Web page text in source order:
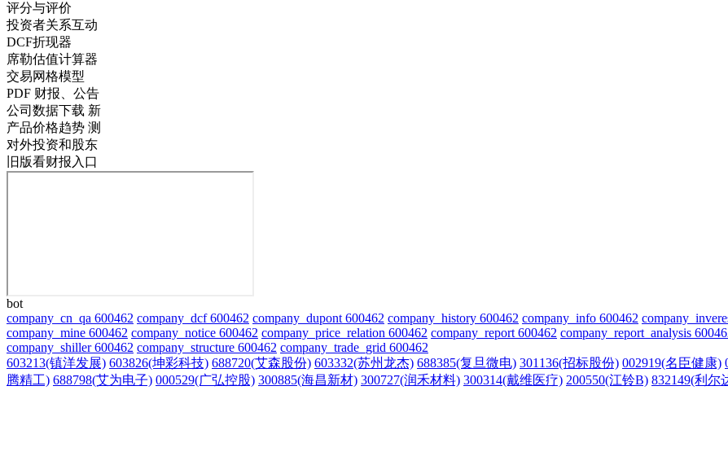
评分与评价
投资者关系互动
DCF折现器
席勒估值计算器
交易网格模型
PDF 财报、公告
公司数据下载 新
产品价格趋势 测
对外投资和股东
旧版看财报入口
bot
company_cn_qa 600462 company_dcf 600462 company_dupont 600462 company_history 600462 company_info 600462
company_mine 600462 company_notice 600462 company_price_relation 600462 company_report 600462 company_report_analysis
company_shiller 600462 company_structure 600462 company_trade_grid 600462
603213(镇洋发展) 603826(坤彩科技) 688720(艾森股份) 603332(苏州龙杰) 688385(复旦微电) 301136(招标股份) 002919(名臣健康)
腾精工) 688798(艾为电子) 000529(广弘控股) 300885(海昌新材) 300727(润禾材料) 300314(戴维医疗) 200550(江铃B) 832149(利尔